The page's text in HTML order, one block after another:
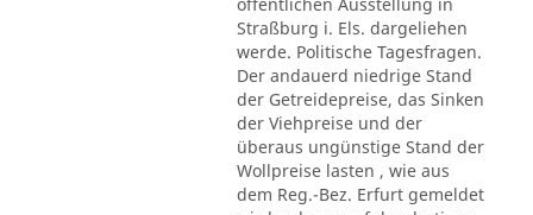
Straßburg i. Els. dargeliehen
werde. Politische Tagesfragen.
Der andauerd niedrige Stand
der Getreidepreise, das Sinken
der Viehpreise und der
überaus ungünstige Stand der
Wollpreise lasten , wie aus
dem Reg.-Bez. Erfurt gemeldet